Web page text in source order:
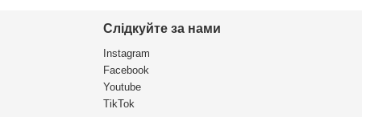
Слідкуйте за нами
Instagram
Facebook
Youtube
TikTok